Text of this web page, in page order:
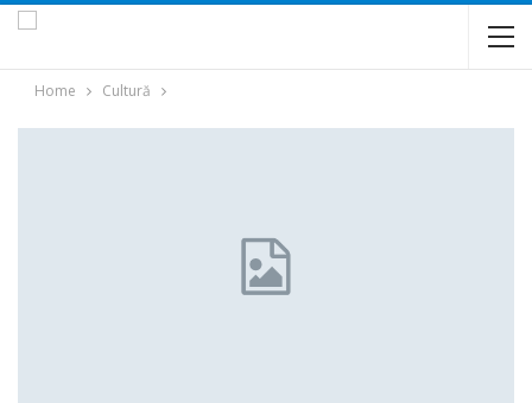
Home Cultură